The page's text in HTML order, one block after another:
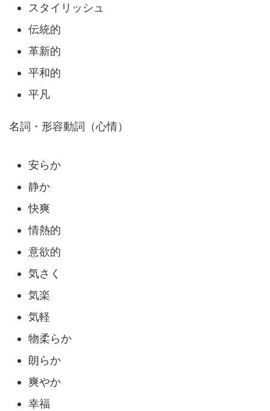
スタイリッシュ
伝統的
革新的
平和的
平凡
名詞・形容動詞（心情）
安らか
静か
快爽
情熱的
意欲的
気さく
気楽
気軽
物柔らか
朗らか
爽やか
幸福